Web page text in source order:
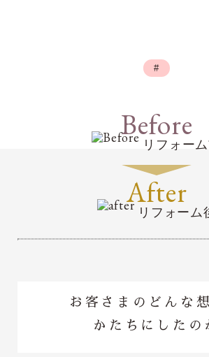
#
Before
リフォー
After
リフォーム
お客さまのどんな
かたちにしたの